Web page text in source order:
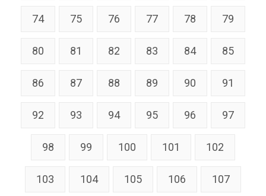
74 75 76 77 78 79
80 81 82 83 84 85
86 87 88 89 90 91
92 93 94 95 96 97
98 99 100 101 102
103 104 105 106 107